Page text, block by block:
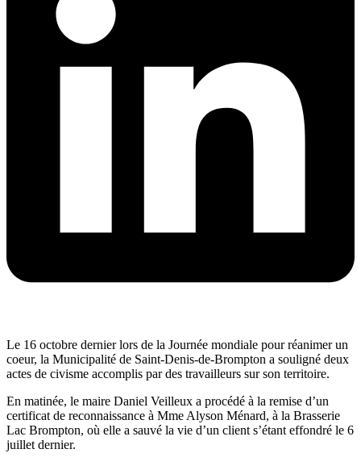
Le 16 octobre dernier lors de la Journée mondiale pour réanimer un
coeur, la Municipalité de Saint-Denis-de-Brompton a souligné deux
actes de civisme accomplis par des travailleurs sur son territoire.
En matinée, le maire Daniel Veilleux a procédé à la remise d’un
certificat de reconnaissance à Mme Alyson Ménard, à la Brasserie
Lac Brompton, où elle a sauvé la vie d’un client s’étant effondré le 6
juillet dernier.